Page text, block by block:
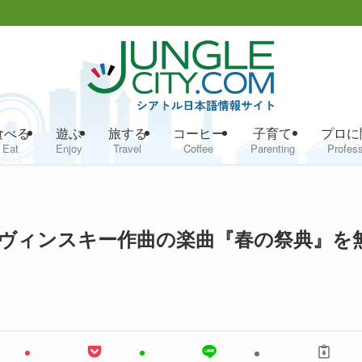
べる
Eat
遊ぶ
Enjoy
旅する
Travel
コーヒー
Coffee
子育て
Parenting
プロ
ィンスキー作曲の楽曲『春の祭典』を